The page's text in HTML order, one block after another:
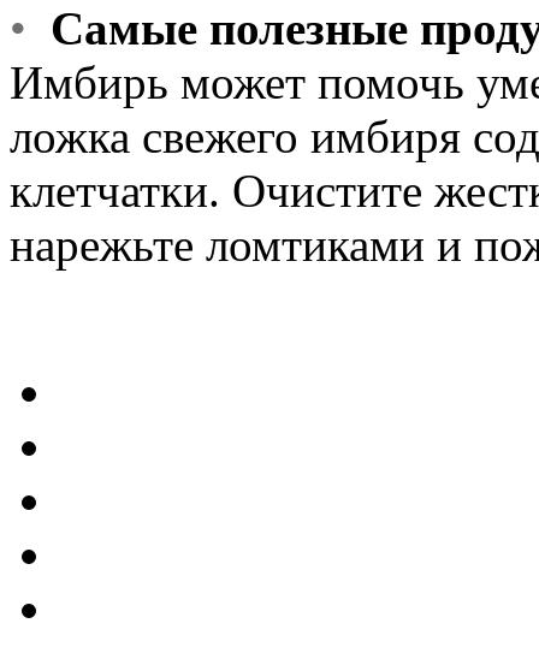
• Самые полезные
Имбирь может помочь
ложка свежего имбиря
клетчатки. Очистите
нарежьте ломтиками и